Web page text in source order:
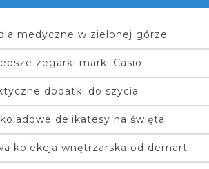
medyczne w zielonej górze
zegarki marki Casio
dodatki do szycia
delikatesy na święta
kolekcja wnętrzarska od demart